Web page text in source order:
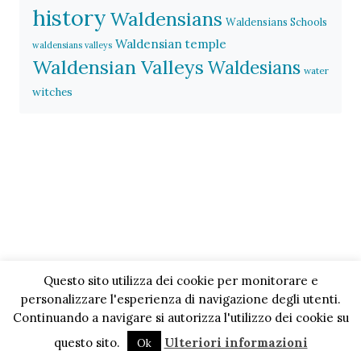
historyWaldensians Waldensians Schools
waldensians valleys Waldensian temple
Waldensian Valleys Waldesians water
witches
Questo sito utilizza dei cookie per monitorare e
personalizzare l'esperienza di navigazione degli utenti.
Continuando a navigare si autorizza l'utilizzo dei cookie su
questo sito.
Ok Ulteriori informazioni